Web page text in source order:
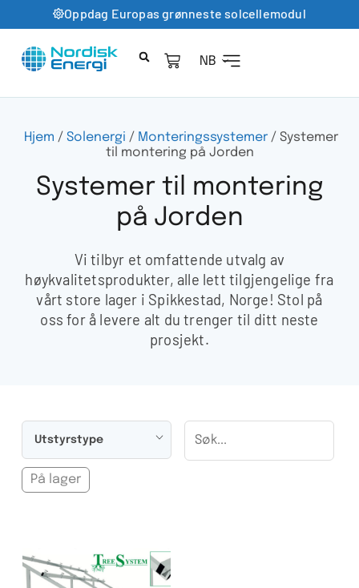
Oppdag Europas grønneste solcellemodul
NB
Hjem / Solenergi / Monteringssystemer / Systemer
til montering på Jorden
Systemer til montering
på Jorden
Vi tilbyr et omfattende utvalg av
høykvalitetsprodukter, alle lett tilgjengelige fra
vårt store lager i Spikkestad, Norge! Stol på
oss for å levere alt du trenger til ditt neste
prosjekt.
Utstyrstype
På lager